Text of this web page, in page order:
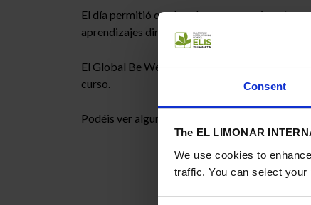
Consent
The EL LIMONAR
We use cookies to
traffic. You can select
El día permitió que los alumnos
aprendizajes directamente al currículo y
El Global Be Well Day no fue solo un evento
curso.
Podéis ver algunas de las imágenes de la